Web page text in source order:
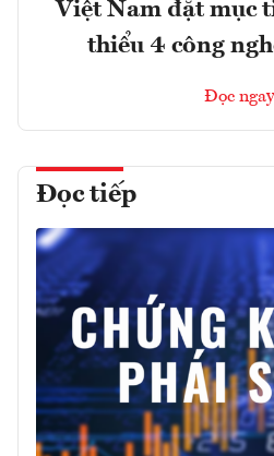
Việt Nam đặt mục
thiểu 4 công
Đọc ngay
Đọc tiếp